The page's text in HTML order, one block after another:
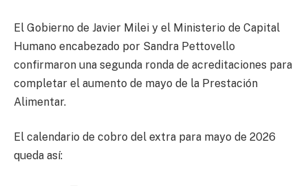
El Gobierno de Javier Milei y el Ministerio de Capital
Humano encabezado por Sandra Pettovello
confirmaron una segunda ronda de acreditaciones para
completar el aumento de mayo de la Prestación
Alimentar.
El calendario de cobro del extra para mayo de 2026
queda así: